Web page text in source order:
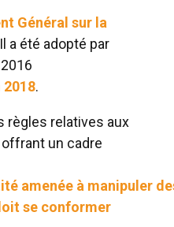
Général sur la
a été adopté par
2018.
règles relatives aux
un cadre
amenée à manipuler
se conformer